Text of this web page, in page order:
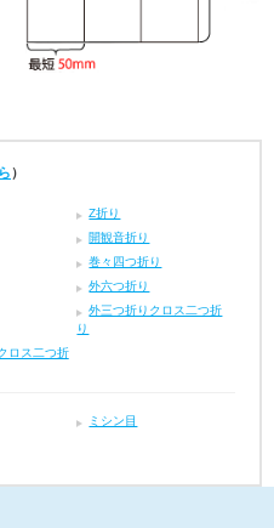
）
Z折り
開観音折り
巻々四つ折り
外六つ折り
外三つ折りクロス二つ折
り
ロス二つ折
ミシン目